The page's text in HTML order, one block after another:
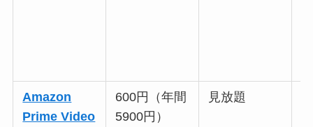
Amazon
Prime Video
600円（年間
5900円）
見放題